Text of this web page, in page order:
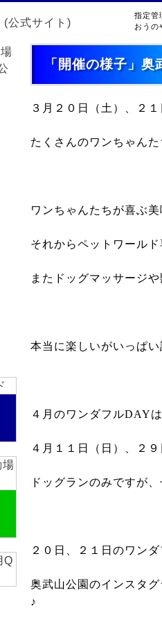
指定管
おうの
「開催の様子」
３月２０日（土）、２
たくさんのワンちゃん
ワンちゃんたちが喜ぶ
それからペットワール
またドッグマッサージ
本当に楽しいがいっぱ
４月のワンダフルDAYは
４月１１日（日）、２９
ドッグランのみですが
２０日、２１日のワンダ
奥武山公園のインスタ
♪